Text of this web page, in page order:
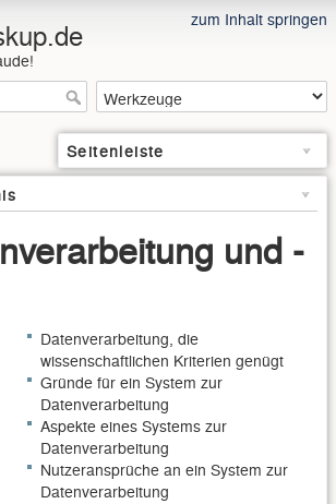
zum Inhalt springen
Seitenleiste
und -
Datenverarbeitung, die
wissenschaftlichen Kriterien genügt
Gründe für ein System zur
Datenverarbeitung
Aspekte eines Systems zur
Datenverarbeitung
Nutzeransprüche an ein System zur
Datenverarbeitung